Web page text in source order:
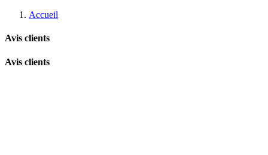
Accueil
Avis clients
Avis clients